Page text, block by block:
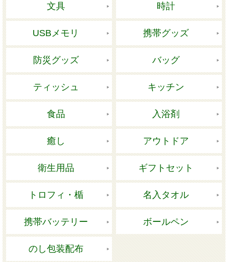
文具 時計
USBメモリ 携帯グッズ
防災グッズ バッグ
ティッシュ キッチン
食品 入浴剤
癒し アウトドア
衛生用品 ギフトセット
トロフィ・楯 名入タオル
携帯バッテリー ボールペン
のし包装配布